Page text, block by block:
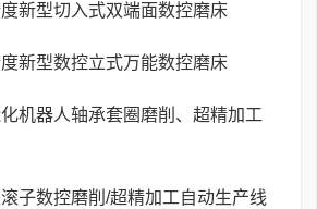
度新型切入式双端面数控磨床
度新型数控立式万能数控磨床
化机器人轴承套圈磨削、超精加工
滚子数控磨削/超精加工自动生产线